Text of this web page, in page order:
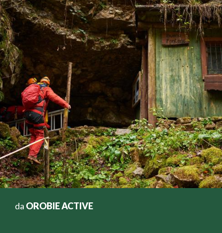
da OROBIE ACTIVE